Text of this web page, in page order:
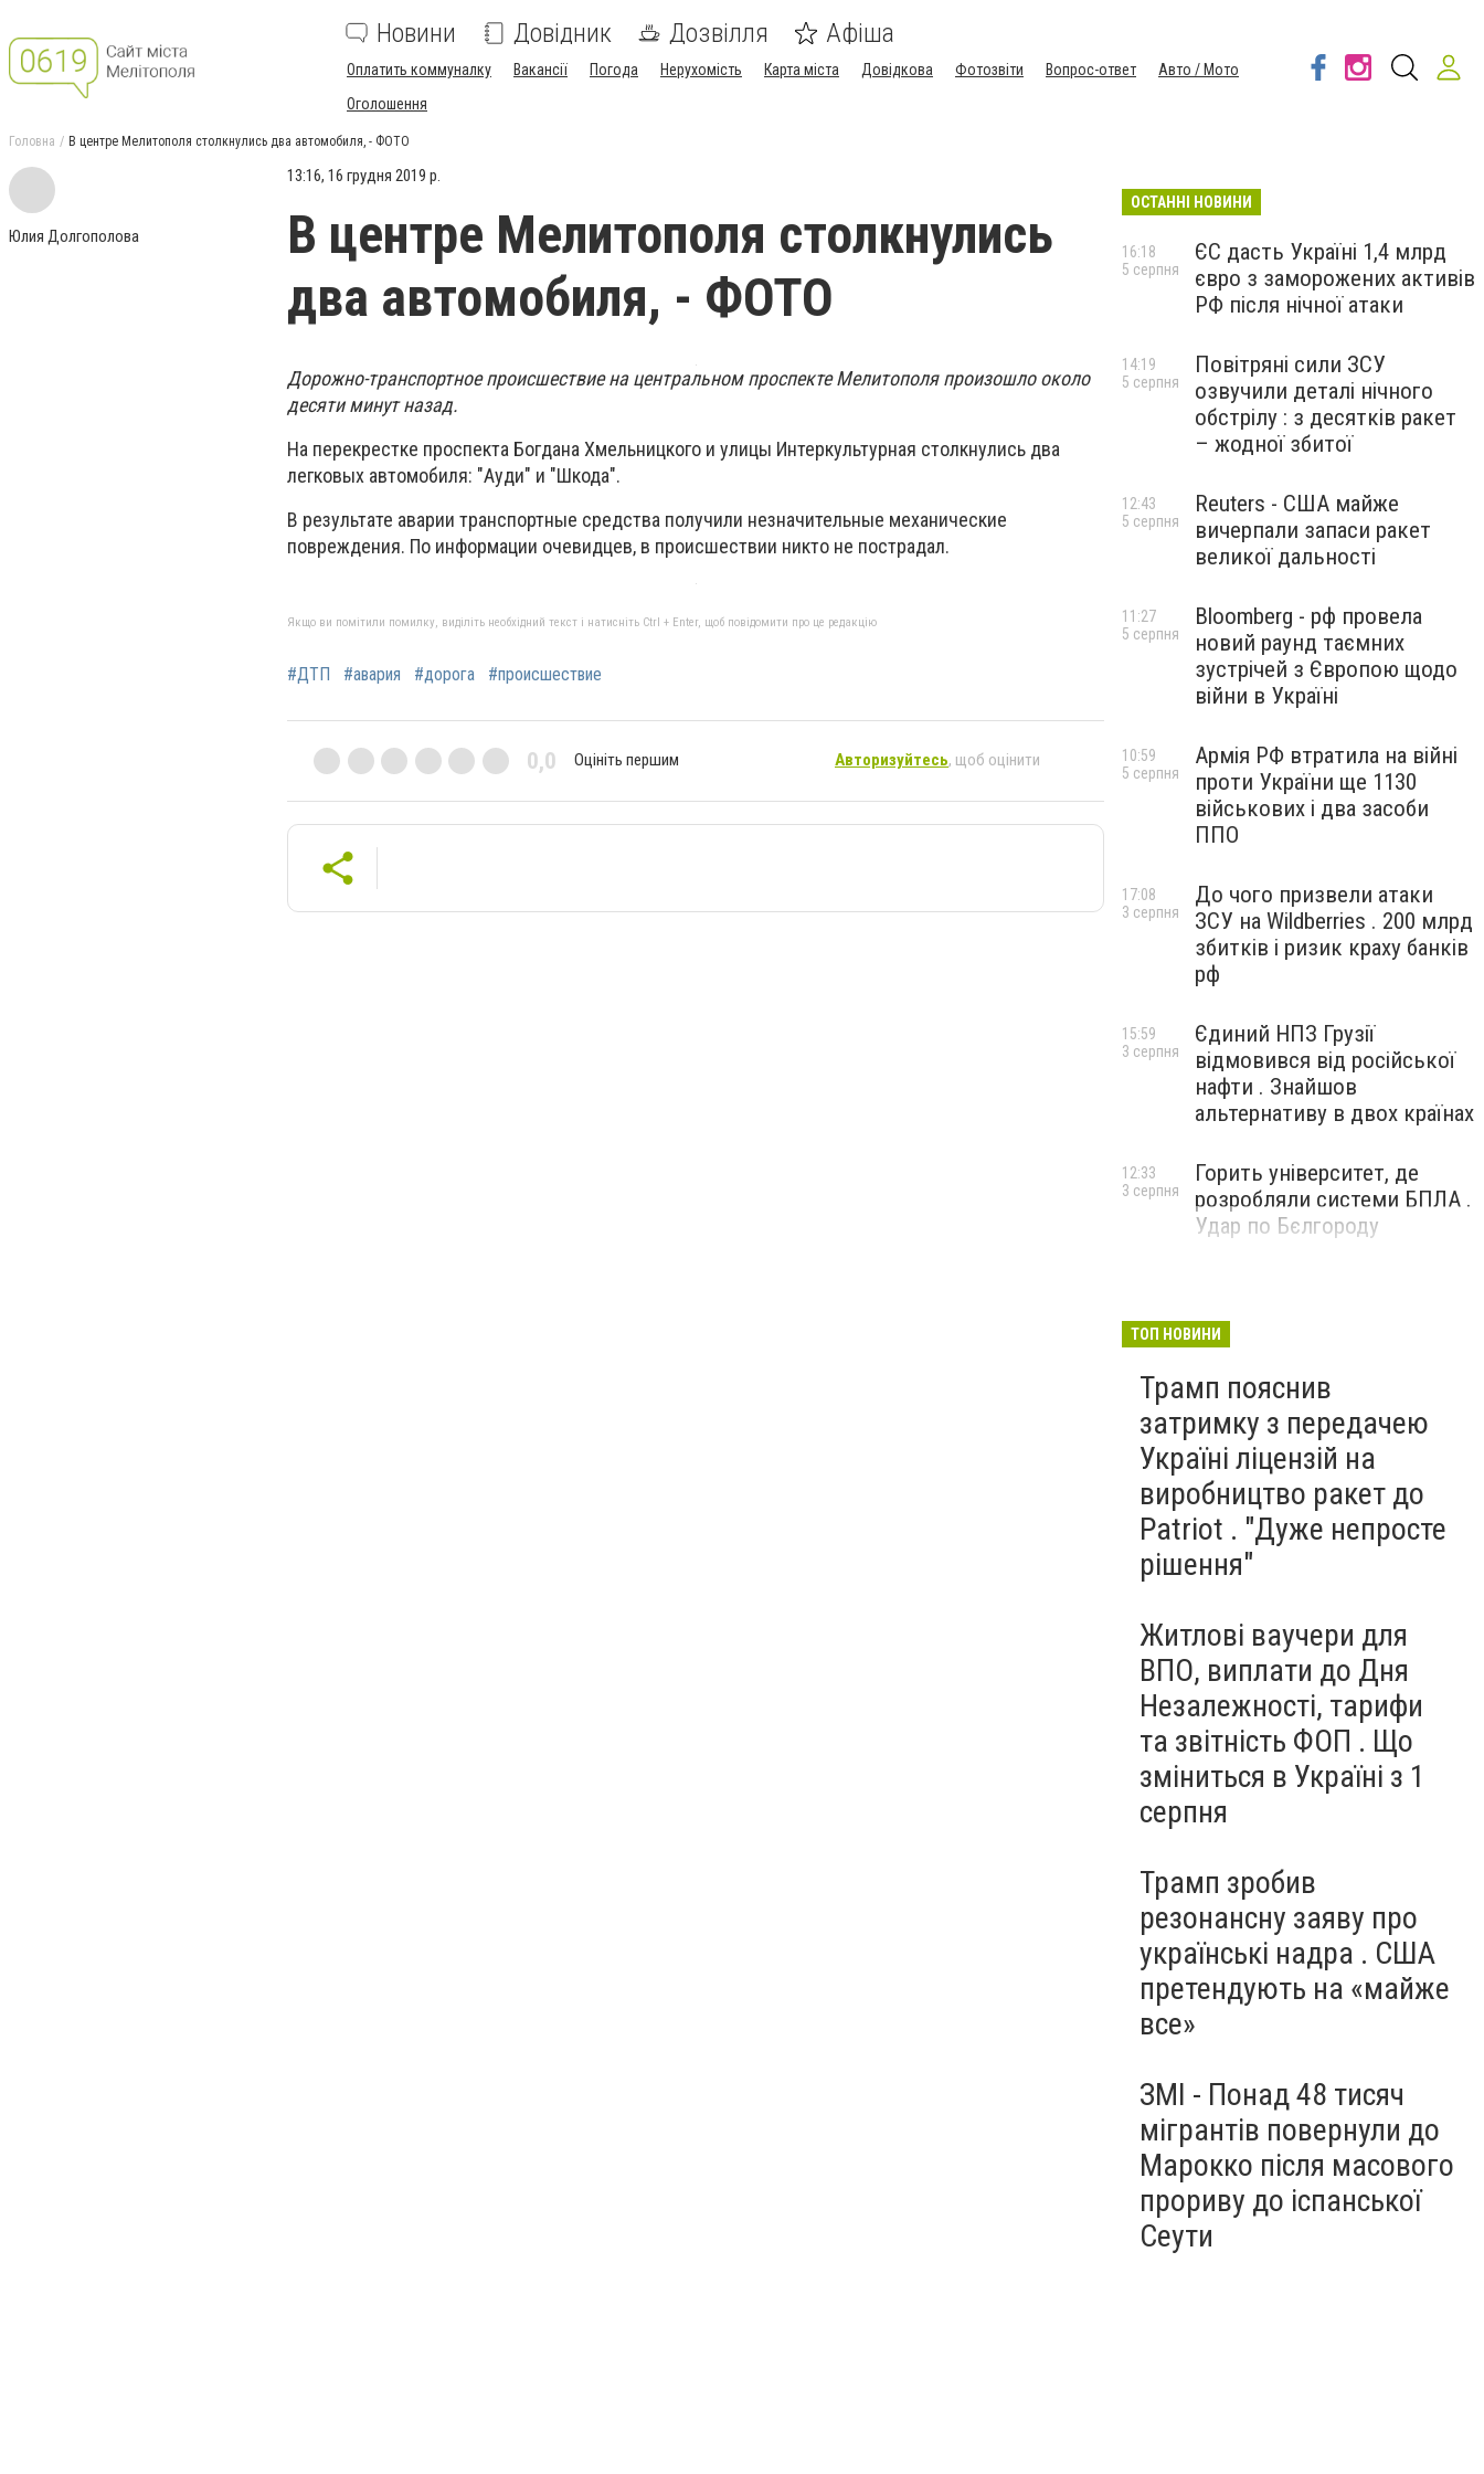
Новини Довідник Дозвілля Афіша
Оплатить коммуналку Вакансії Погода Нерухомість Карта міста Довідкова Фотозвіти Вопрос-ответ
Авто / Мото
Оголошення
Головна В центре Мелитополя столкнулись два автомобиля, - ФОТО
Юлия Долгополова
13:16, 16 грудня 2019 р.
В центре Мелитополя столкнулись
два автомобиля, - ФОТО
Дорожно-транспортное происшествие на центральном проспекте Мелитополя произошло около
десяти минут назад.
На перекрестке проспекта Богдана Хмельницкого и улицы Интеркультурная столкнулись два
легковых автомобиля: "Ауди" и "Шкода".
В результате аварии транспортные средства получили незначительные механические
повреждения. По информации очевидцев, в происшествии никто не пострадал.
Якщо ви помітили помилку, виділіть необхідний текст і натисніть Ctrl + Enter, щоб повідомити про це редакцію
#ДТП #авария #дорога #происшествие
0,0 Оцініть першим Авторизуйтесь, щоб оцінити
ОСТАННІ НОВИНИ
ЄС дасть Україні 1,4 млрд
євро з заморожених активів
РФ після нічної атаки
16:18
5 серпня
Повітряні сили ЗСУ
озвучили деталі нічного
обстрілу : з десятків ракет
– жодної збитої
14:19
5 серпня
Reuters - США майже
вичерпали запаси ракет
великої дальності
12:43
5 серпня
Bloomberg - рф провела
новий раунд таємних
зустрічей з Європою щодо
війни в Україні
11:27
5 серпня
Армія РФ втратила на війні
проти України ще 1130
військових і два засоби
ППО
10:59
5 серпня
До чого призвели атаки
ЗСУ на Wildberries . 200 млрд
збитків і ризик краху банків
рф
17:08
3 серпня
Єдиний НПЗ Грузії
відмовився від російської
нафти . Знайшов
альтернативу в двох країнах
15:59
3 серпня
Горить університет, де
розробляли системи БПЛА .
Удар по Бєлгороду
12:33
3 серпня
ТОП НОВИНИ
Трамп пояснив
затримку з передачею
Україні ліцензій на
виробництво ракет до
Patriot . "Дуже непросте
рішення"
Житлові ваучери для
ВПО, виплати до Дня
Незалежності, тарифи
та звітність ФОП . Що
зміниться в Україні з 1
серпня
Трамп зробив
резонансну заяву про
українські надра . США
претендують на «майже
все»
ЗМІ - Понад 48 тисяч
мігрантів повернули до
Марокко після масового
прориву до іспанської
Сеути